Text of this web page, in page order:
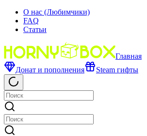
О нас (Любимчики)
FAQ
Статьи
Главная
Донат и пополнения
Steam гифты